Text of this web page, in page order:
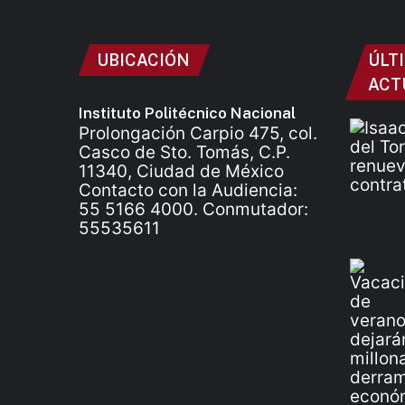
UBICACIÓN
Instituto Politécnico Nacional
Prolongación Carpio 475, col.
Casco de Sto. Tomás, C.P.
11340, Ciudad de México
Contacto con la Audiencia:
55 5166 4000. Conmutador:
55535611